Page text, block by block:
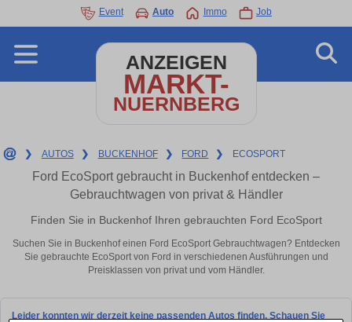
Event Auto Immo Job
ANZEIGEN
MARKT-
NUERNBERG
❯ AUTOS ❯ BUCKENHOF ❯ FORD ❯ ECOSPORT
Ford EcoSport gebraucht in Buckenhof entdecken –
Gebrauchtwagen von privat & Händler
Finden Sie in Buckenhof Ihren gebrauchten Ford EcoSport
Suchen Sie in Buckenhof einen Ford EcoSport Gebrauchtwagen? Entdecken
Sie gebrauchte EcoSport von Ford in verschiedenen Ausführungen und
Preisklassen von privat und vom Händler.
Leider konnten wir derzeit keine passenden Autos finden. Schauen Sie